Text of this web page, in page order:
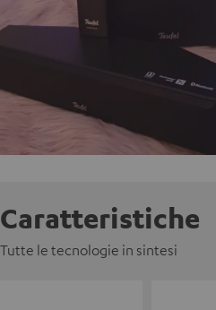
Caratteristiche
Tutte le tecnologie in sintesi